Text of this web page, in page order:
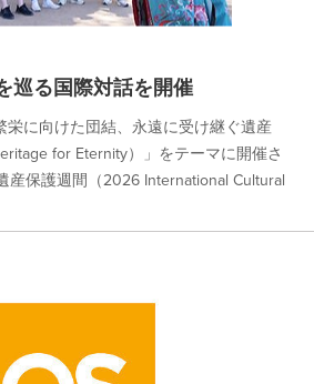
巡る国際対話を開催
栄に向けた団結、永遠に受け継ぐ遺産
for Eternity）」をテーマに開催さ
産保護週間（2026 International Cultural